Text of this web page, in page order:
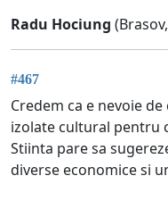
Radu Hociung
#467
Credem ca e nevoie
izolate cultural pentru
Stiinta pare sa
diverse economice si